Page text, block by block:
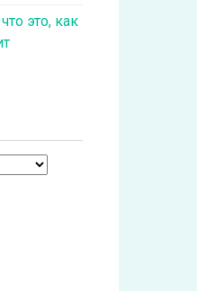
это, как